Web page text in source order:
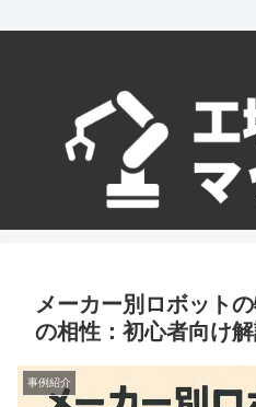
メーカー別ロボット
の相性：初心者向け
事例紹介